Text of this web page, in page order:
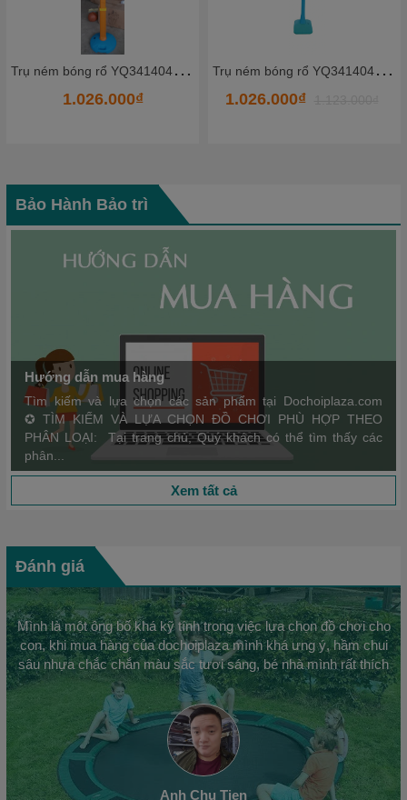
T
rụ ném bóng rổ YQ341404_2 - HKCBR8
1.026.000₫ 1.123.000₫
T
rụ ném bóng rổ YQ3513101-6 - HKCBR6
1.944.000₫
Bảo Hành Bảo trì
Hướng dẫn mua hàng
Tìm kiếm và lựa chọn các sản phẩm tại Dochoiplaza.com
✪ TÌM KIẾM VÀ LỰA CHỌN ĐỒ CHƠI PHÙ HỢP THEO
PHÂN LOẠI: Tại trang chủ, Quý khách có thể tìm thấy các
phân...
Xem tất cả
Đánh giá
Mình là một ông bố khá kỹ tính trong việc lựa chọn đồ chơi cho
con, khi mua hàng của dochoiplaza mình khá ưng ý, hầm chui
sâu nhựa chắc chắn màu sắc tươi sáng, bé nhà mình rất thích
Anh Chu Tien